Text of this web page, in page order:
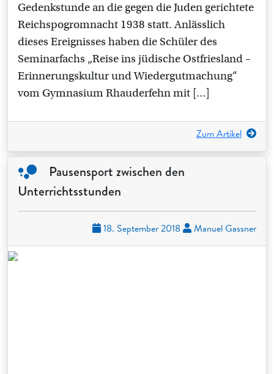
Gedenkstunde an die gegen die Juden gerichtete
Reichspogromnacht 1938 statt. Anlässlich
dieses Ereignisses haben die Schüler des
Seminarfachs „Reise ins jüdische Ostfriesland –
Erinnerungskultur und Wiedergutmachung“
vom Gymnasium Rhauderfehn mit […]
Zum Artikel
Pausensport zwischen den
Unterrichtsstunden
18. September 2018 Manuel Gassner